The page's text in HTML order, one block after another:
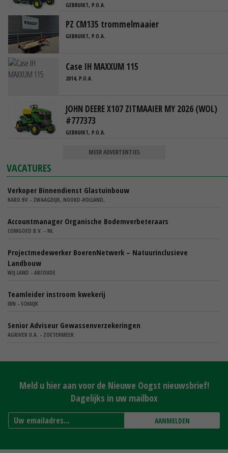
GEBRUIKT, P.O.A.
PZ CM135 trommelmaaier
GEBRUIKT, P.O.A.
Case IH MAXXUM 115
2014, P.O.A.
JOHN DEERE X107 ZITMAAIER MY 2026 (WOL)
#777373
GEBRUIKT, P.O.A.
MEER ADVERTENTIES
VACATURES
Verkoper Binnendienst Glastuinbouw
KARO BV - ZWAAGDIJK, NOORD-HOLLAND,
Accountmanager Organische Bodemverbeteraars
COMGOED B.V. - NL
Projectmedewerker BoerenNetwerk – Natuurinclusieve
Landbouw
WIJ.LAND - ABCOUDE
Teamleider instroom kwekerij
IBN - SCHAIJK
Senior Adviseur Gewassenverzekeringen
AGRIVER U.A. - ZOETERMEER
Meld u hier aan voor de Nieuwe Oogst nieuwsbrief!
Dagelijks in uw mailbox
AANMELDEN